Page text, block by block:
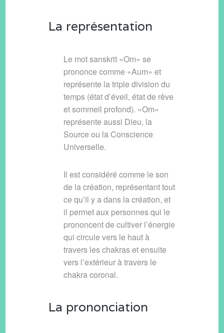
La représentation
Le mot sanskrit «Om» se
prononce comme «Aum» et
représente la triple division du
temps (état d’éveil, état de rêve
et sommeil profond). «Om»
représente aussi Dieu, la
Source ou la Conscience
Universelle.
Il est considéré comme le son
de la création, représentant tout
ce qu’il y a dans la création, et
il permet aux personnes qui le
prononcent de cultiver l’énergie
qui circule vers le haut à
travers les chakras et ensuite
vers l’extérieur à travers le
chakra coronal.
La prononciation